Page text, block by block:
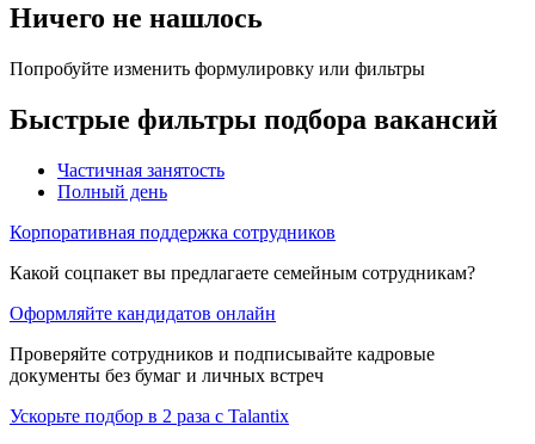
Ничего не нашлось
Попробуйте изменить формулировку или фильтры
Быстрые фильтры подбора вакансий
Частичная занятость
Полный день
Корпоративная поддержка сотрудников
Какой соцпакет вы предлагаете семейным сотрудникам?
Оформляйте кандидатов онлайн
Проверяйте сотрудников и подписывайте кадровые
документы без бумаг и личных встреч
Ускорьте подбор в 2 раза с Talantix